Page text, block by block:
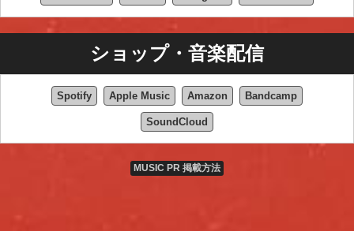
ショップ・音楽配信
Spotify Apple Music Amazon Bandcamp
SoundCloud
MUSIC PR 掲載方法